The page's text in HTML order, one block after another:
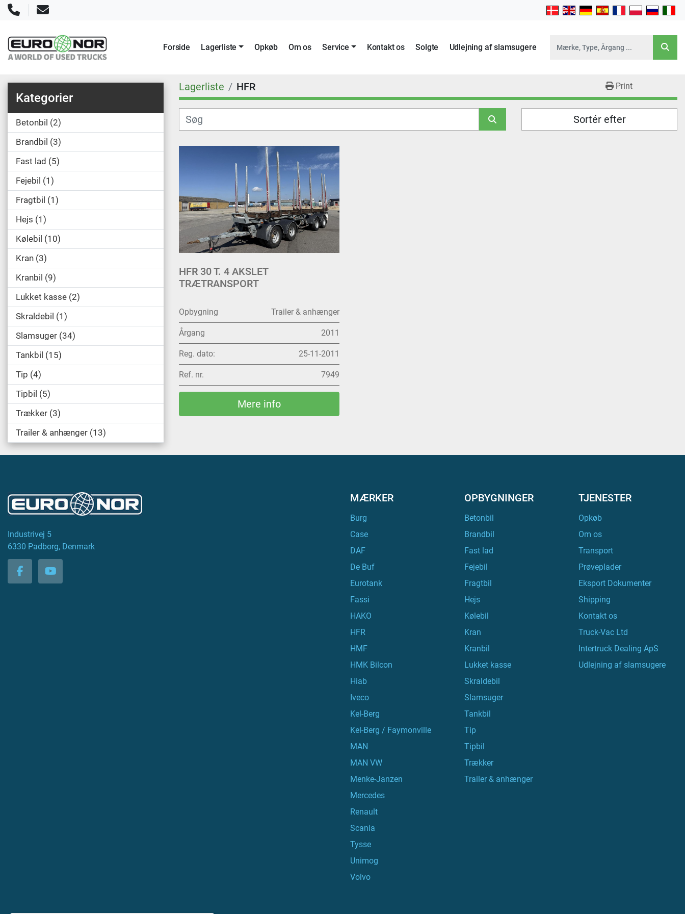
TelefonE-mail
Forside Lagerliste Solgte
Opkøb Om os Service Kontakt os Udlejning af slamsugere
Kategorier
Betonbil
2
Brandbil
3
Fast lad
5
Fejebil
1
Fragtbil
1
Hejs 1
Kølebil
10
Kran 3
Kranbil
9
Lukket kasse 2
Skraldebil
1
Slamsuger 34
Tankbil
15
Tip 4
Tipbil
5
Trækker 3
Trailer & anhænger 13
Lagerliste HFR Print
Sortér efter
HFR 30 T. 4 AKSLET
TRÆTRANSPORT
Opbygning Trailer & anhænger
Årgang 2011
Reg. dato: 25-11-2011
Ref. nr. 7949
Mere info
Industrivej 5
6330 Padborg, Denmark
facebookyoutube
MÆRKER
Burg
Case
DAF
De Buf
Eurotank
Fassi
HAKO
HFR
HMF
HMK Bilcon
Hiab
Iveco
Kel-Berg
Kel-Berg / Faymonville
MAN
MAN VW
Menke-Janzen
Mercedes
Renault
Scania
Tysse
Unimog
Volvo
OPBYGNINGER
Betonbil
Brandbil
Fast lad
Fejebil
Fragtbil
Hejs
Kølebil
Kran
Kranbil
Lukket kasse
Skraldebil
Slamsuger
Tankbil
Tip
Tipbil
Trækker
Trailer & anhænger
TJENESTER
Opkøb
Om os
Transport
Prøveplader
Eksport Dokumenter
Shipping
Kontakt os
Truck-Vac Ltd
Intertruck Dealing ApS
Udlejning af slamsugere